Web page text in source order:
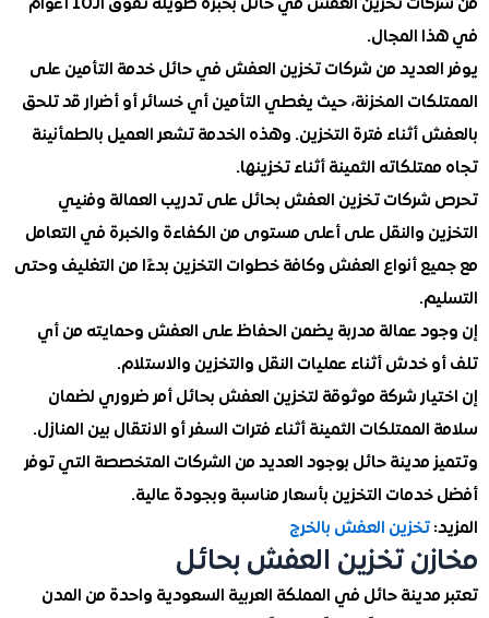
من شركات تخزين العفش في حائل بخبرة طويلة تفوق الـ10 أعوام
المجال.
من شركات تخزين العفش في حائل خدمة التأمين على
المخزنة، حيث يغطي التأمين أي خسائر أو أضرار قد تلحق
أثناء فترة التخزين. وهذه الخدمة تشعر العميل بالطمأنينة
الثمينة أثناء تخزينها.
تخزين العفش بحائل على تدريب العمالة وفنيي
والنقل على أعلى مستوى من الكفاءة والخبرة في التعامل
أنواع العفش وكافة خطوات التخزين بدءًا من التغليف وحتى
عمالة مدربة يضمن الحفاظ على العفش وحمايته من أي
أثناء عمليات النقل والتخزين والاستلام.
شركة موثوقة لتخزين العفش بحائل أمر ضروري لضمان
الثمينة أثناء فترات السفر أو الانتقال بين المنازل.
مدينة حائل بوجود العديد من الشركات المتخصصة التي توفر
التخزين بأسعار مناسبة وبجودة عالية.
تخزين العفش بالخرج
تخزين العفش بحائل
حائل في المملكة العربية السعودية واحدة من المدن